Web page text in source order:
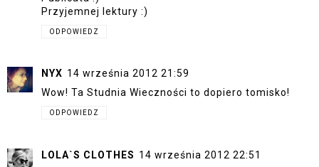
Przyjemnej lektury :)
ODPOWIEDZ
NYX 14 września 2012 21:59
Wow! Ta Studnia Wieczności to dopiero tomisko!
ODPOWIEDZ
LOLA`S CLOTHES 14 września 2012 22:51